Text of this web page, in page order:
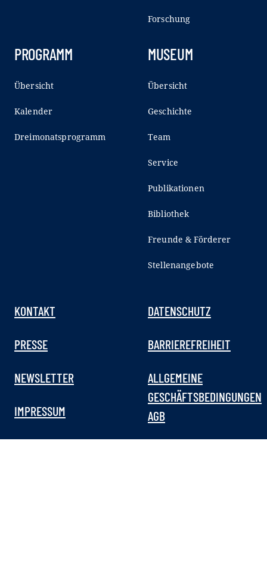
Forschung
PROGRAMM
Übersicht
Kalender
Dreimonatsprogramm
MUSEUM
Übersicht
Geschichte
Team
Service
Publikationen
Bibliothek
Freunde & Förderer
Stellenangebote
KONTAKT
PRESSE
NEWSLETTER
IMPRESSUM
DATENSCHUTZ
BARRIEREFREIHEIT
ALLGEMEINE
GESCHÄFTSBEDINGUNGEN
AGB